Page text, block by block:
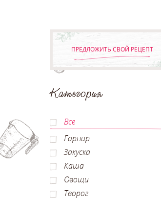
ПРЕДЛОЖИТЬ СВОЙ РЕЦЕПТ
Категория
Все
Гарнир
Закуска
Каша
Овощи
Творог